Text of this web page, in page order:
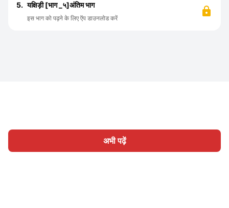
अभी पढ़ें
5. यक्षिड़ी [भाग _५]अंतिम भाग
इस भाग को पढ़ने के लिए ऍप डाउनलोड करें
होम श्रेणी लिखिए लेख साइन इन